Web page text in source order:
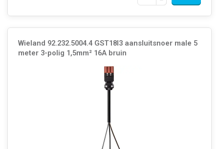
Wieland 92.232.5004.4 GST18I3 aansluitsnoer male 5
meter 3-polig 1,5mm² 16A bruin